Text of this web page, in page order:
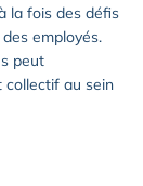
la fois des défis
employés.
peut
collectif au sein